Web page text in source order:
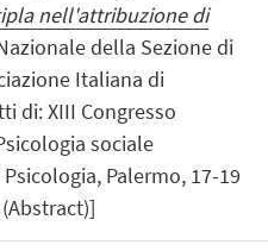
nell'attribuzione di
della Sezione di
Italiana di
di: XIII Congresso
sociale
Palermo, 17-19